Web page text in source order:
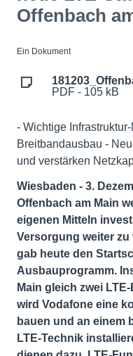
Offenbach
Ein Dokument
PDF - 105 kB
- Wichtige
Breitbandausbau -
und verstärken
Wiesbaden - 3.
Offenbach am Main
eigenen Mitteln
Versorgung weiter
gab heute den
Ausbauprogramm.
Main gleich zwei
wird Vodafone eine
bauen und an einem
LTE-Technik